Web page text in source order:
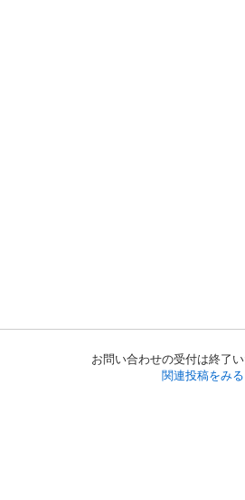
お問い合わせの受付は終了い
関連投稿をみる